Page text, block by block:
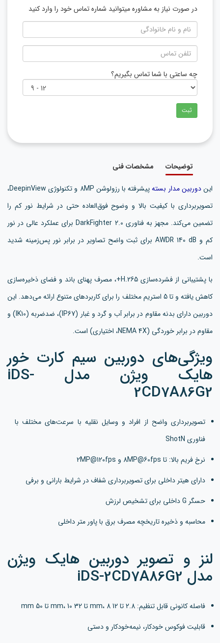
در صورت نیاز به مشاوره میتوانید شماره تماس خود را وارد کنید
چه ساعتی با شما تماس بگیریم؟
ثبت
توضیحات مشخصات فنی
ایندوربین مدار بسته
پیشرفته با رزولوشن 8MP و تکنولوژی DeepinView،
تصویربرداری با کیفیت بالا و وضوح فوق‌العاده حتی در شرایط نور کم را
تضمین می‌کند. مجهز به فناوری DarkFighter 2.0 برای عملکرد عالی در نور
کم و AWDR 140 dB برای ثبت واضح تصاویر در برابر نور پس‌زمینه شدید
است.
با پشتیبانی از فشرده‌سازی H.265+، مصرف پهنای باند و فضای ذخیره‌سازی
کاهش یافته و تا 5 استریم مختلف را برای کاربردهای متنوع ارائه می‌دهد. این
دوربین دارای بدنه مقاوم در برابر آب و گرد و غبار (IP67)، ضدضربه (IK10) و
مقاوم در برابر خوردگی (NEMA 4X، اختیاری) است.
ویژگی‌های دوربین سیم کارت خور
هایک ویژن مدل iDS-
2CD7A86G2
تصویربرداری واضح از افراد و وسایل نقلیه با سرعت‌های مختلف با
فناوری ShotN
نرخ فریم بالا: تا 8MP@60fps و 2MP@120fps
دارای هیتر داخلی برای تصویربرداری شفاف در شرایط بارانی و برفی
حسگر G داخلی برای تشخیص لرزش
محاسبه و ذخیره تاریخچه مصرف برق با پاور متر داخلی
لنز و تصویر دوربین هایک ویژن
مدل iDS-2CD7A86G2
فاصله کانونی قابل تنظیم: 2.8 تا 12 mm، 8 تا 32 mm، 10 تا 50 mm
قابلیت فوکوس خودکار، نیمه‌خودکار و دستی